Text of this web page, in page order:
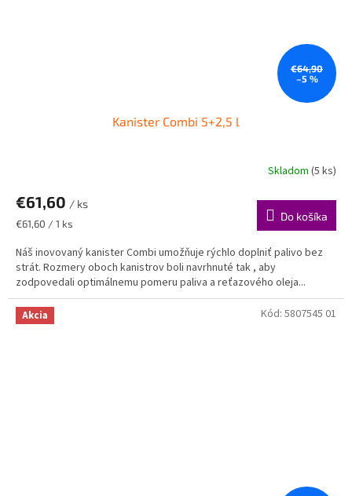
€64,90
–5 %
Kanister Combi 5+2,5 l
produktu
je
5,0
z
5
hviezdičiek.
Skladom(5 ks)
€61,60 / ks
Jednotková
€61,60 / 1 ks
Do košíka
Náš inovovaný kanister Combi umožňuje rýchlo doplniť palivo bez
strát. Rozmery oboch kanistrov boli navrhnuté tak , aby
zodpovedali optimálnemu pomeru paliva a reťazového oleja...
Akcia Kód: 5807545 01